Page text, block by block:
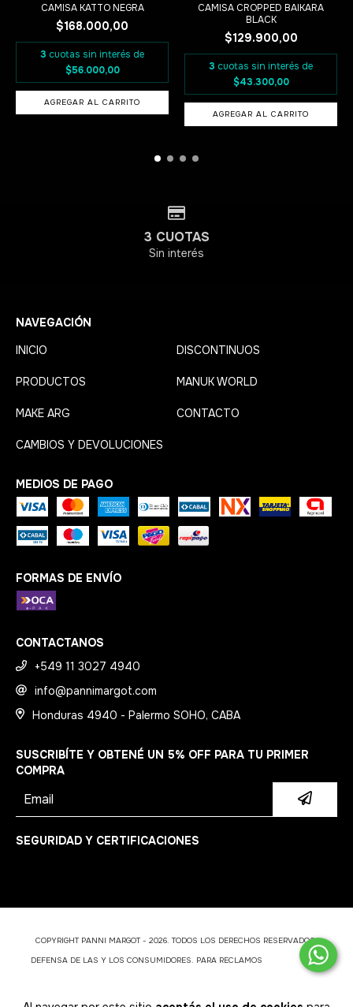
CAMISA KATTO NEGRA
$168.000,00
3 cuotas sin interés de
$56.000,00
AGREGAR AL CARRITO
CAMISA CROPPED BAIKARA
BLACK
$129.900,00
3 cuotas sin interés de
$43.300,00
AGREGAR AL CARRITO
3 CUOTAS
Sin interés
NAVEGACIÓN
INICIO
DISCONTINUOS
PRODUCTOS MANUK WORLD
MAKE ARG CONTACTO
CAMBIOS Y DEVOLUCIONES
MEDIOS DE PAGO
FORMAS DE ENVÍO
CONTACTANOS
+549 11 3027 4940
info@pannimargot.com
Honduras 4940 - Palermo SOHO, CABA
SUSCRIBÍTE Y OBTENÉ UN 5% OFF PARA TU PRIMER
COMPRA
SEGURIDAD Y CERTIFICACIONES
COPYRIGHT PANNI MARGOT - 2026. TODOS LOS DERECHOS RESERVADOS.
DEFENSA DE LAS Y LOS CONSUMIDORES. PARA RECLAMOS
INGRESÁ ACÁ.